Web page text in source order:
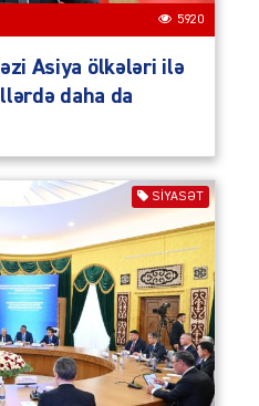
5920
Asiya ölkələri ilə
daha da
SIYASƏT